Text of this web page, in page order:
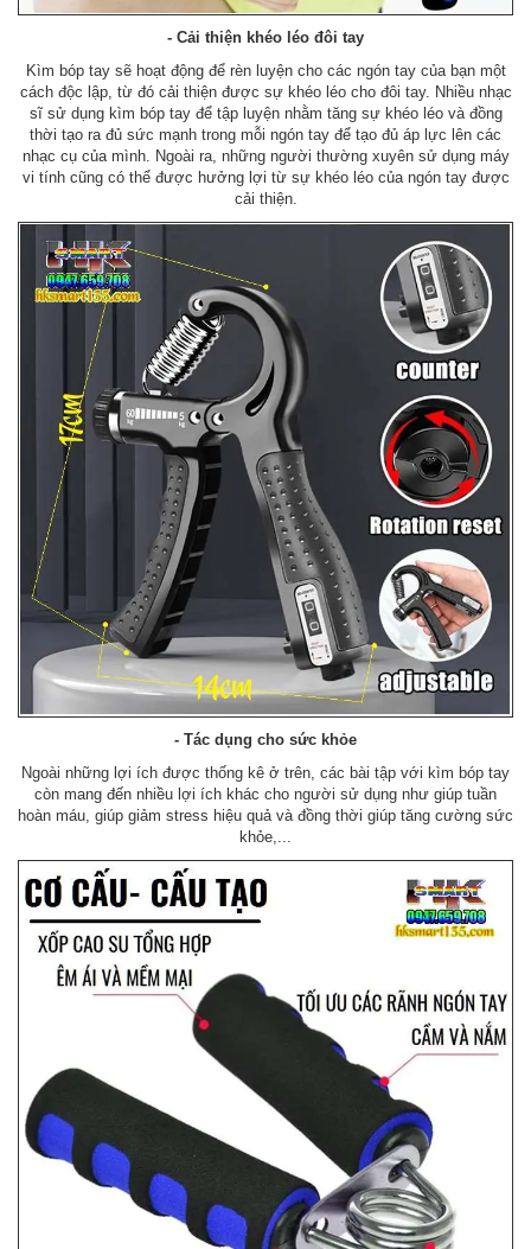
- Cải thiện khéo léo đôi tay
Kìm bóp tay sẽ hoạt động để rèn luyện cho các ngón tay của bạn một
cách độc lập, từ đó cải thiện được sự khéo léo cho đôi tay. Nhiều nhạc
sĩ sử dụng kìm bóp tay để tập luyện nhằm tăng sự khéo léo và đồng
thời tạo ra đủ sức mạnh trong mỗi ngón tay để tạo đủ áp lực lên các
nhạc cụ của mình. Ngoài ra, những người thường xuyên sử dụng máy
vi tính cũng có thể được hưởng lợi từ sự khéo léo của ngón tay được
cải thiện.
- Tác dụng cho sức khỏe
Ngoài những lợi ích được thống kê ở trên, các bài tập với kìm bóp tay
còn mang đến nhiều lợi ích khác cho người sử dụng như giúp tuần
hoàn máu, giúp giảm stress hiệu quả và đồng thời giúp tăng cường sức
khỏe,...